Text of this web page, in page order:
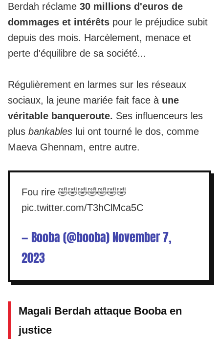
Berdah réclame 30 millions d'euros de
dommages et intérêts pour le préjudice subit
depuis des mois. Harcèlement, menace et
perte d'équilibre de sa société...
Régulièrement en larmes sur les réseaux
sociaux, la jeune mariée fait face à une
véritable banqueroute. Ses influenceurs les
plus bankables lui ont tourné le dos, comme
Maeva Ghennam, entre autre.
Fou rire 🤣🤣🤣🤣🤣🤣🤣
pic.twitter.com/T3hClMca5C
— Booba (@booba)November 7,
2023
Magali Berdah attaque Booba en
justice